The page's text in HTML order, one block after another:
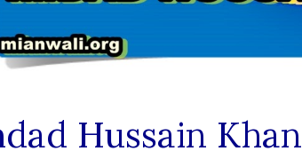
Hussain Khan